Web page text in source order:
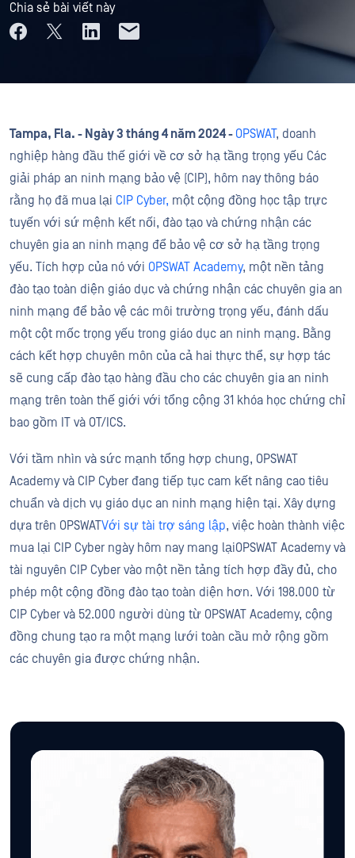
Chia sẻ bài viết này
Tampa, Fla. - Ngày 3 tháng 4 năm 2024 - OPSWAT, doanh
nghiệp hàng đầu thế giới về cơ sở hạ tầng trọng yếu Các
giải pháp an ninh mạng bảo vệ (CIP), hôm nay thông báo
rằng họ đã mua lại CIP Cyber, một cộng đồng học tập trực
tuyến với sứ mệnh kết nối, đào tạo và chứng nhận các
chuyên gia an ninh mạng để bảo vệ cơ sở hạ tầng trọng
yếu. Tích hợp của nó với OPSWAT Academy, một nền tảng
đào tạo toàn diện giáo dục và chứng nhận các chuyên gia an
ninh mạng để bảo vệ các môi trường trọng yếu, đánh dấu
một cột mốc trọng yếu trong giáo dục an ninh mạng. Bằng
cách kết hợp chuyên môn của cả hai thực thể, sự hợp tác
sẽ cung cấp đào tạo hàng đầu cho các chuyên gia an ninh
mạng trên toàn thế giới với tổng cộng 31 khóa học chứng chỉ
bao gồm IT và OT/ICS.
Với tầm nhìn và sức mạnh tổng hợp chung, OPSWAT
Academy và CIP Cyber đang tiếp tục cam kết nâng cao tiêu
chuẩn và dịch vụ giáo dục an ninh mạng hiện tại. Xây dựng
dựa trên OPSWATVới sự tài trợ sáng lập, việc hoàn thành việc
mua lại CIP Cyber ngày hôm nay mang lạiOPSWAT Academy và
tài nguyên CIP Cyber vào một nền tảng tích hợp đầy đủ, cho
phép một cộng đồng đào tạo toàn diện hơn. Với 198.000 từ
CIP Cyber và 52.000 người dùng từ OPSWAT Academy, cộng
đồng chung tạo ra một mạng lưới toàn cầu mở rộng gồm
các chuyên gia được chứng nhận.